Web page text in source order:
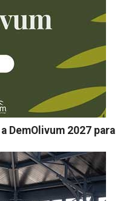
DemOlivum 2027 para